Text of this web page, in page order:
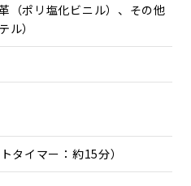
4つのもみ玉で、コリを粘る
択が可能。もみ玉の上下の
合わせることができます。
（ポリ塩化ビニル）、その他
ル）
タイマー：約15分）